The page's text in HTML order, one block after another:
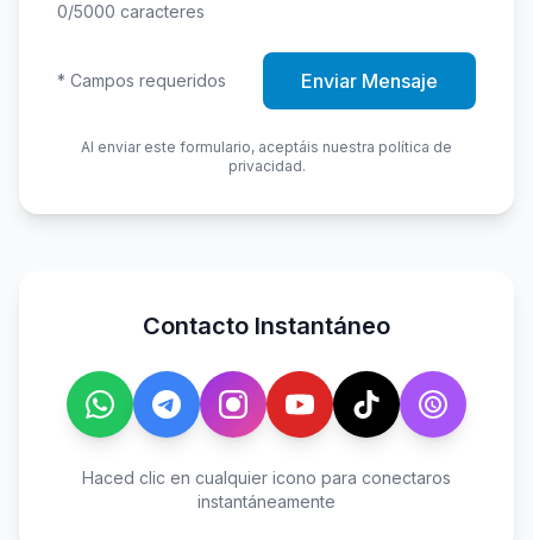
0/5000 caracteres
* Campos requeridos Enviar Mensaje
Al enviar este formulario, aceptáis nuestra política de
privacidad.
Contacto Instantáneo
Haced clic en cualquier icono para conectaros
instantáneamente